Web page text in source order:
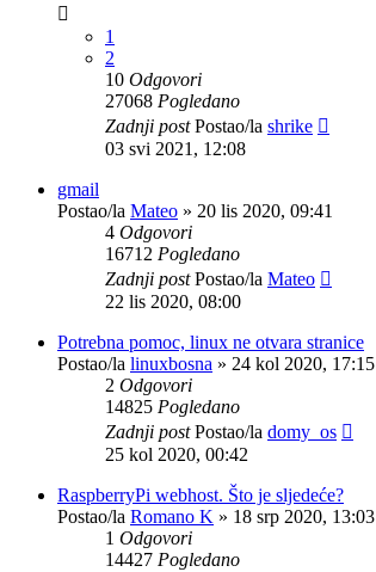
1
2
10 Odgovori
27068 Pogledano
Zadnji postPostao/la shrike
03 svi 2021, 12:08
gmail
Postao/la Mateo » 20 lis 2020, 09:41
4 Odgovori
16712 Pogledano
Zadnji postPostao/la Mateo
22 lis 2020, 08:00
Potrebna pomoc, linux ne otvara stranice
Postao/la linuxbosna » 24 kol 2020, 17:15
2 Odgovori
14825 Pogledano
Zadnji postPostao/la domy_os
25 kol 2020, 00:42
RaspberryPi webhost. Što je sljedeće?
Postao/la Romano K » 18 srp 2020, 13:03
1 Odgovori
14427 Pogledano